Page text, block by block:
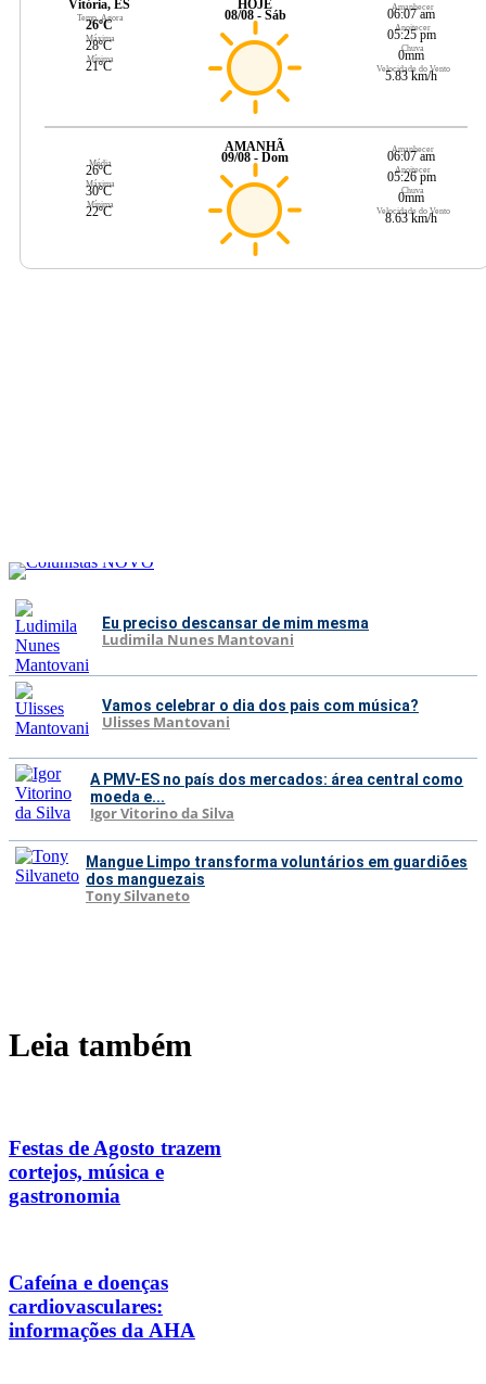
Vitória, ES
Temp. Agora
26ºC
Máxima
28ºC
Mínima
21ºC
HOJE
08/08 - Sáb
Amanhecer
06:07 am
Anoitecer
05:25 pm
Chuva
0mm
Velocidade do Vento
5.83 km/h
Média
26ºC
Máxima
30ºC
Mínima
22ºC
AMANHÃ
09/08 - Dom
Amanhecer
06:07 am
Anoitecer
05:26 pm
Chuva
0mm
Velocidade do Vento
8.63 km/h
Eu preciso descansar de mim mesma
Ludimila Nunes Mantovani
Vamos celebrar o dia dos pais com música?
Ulisses Mantovani
A PMV-ES no país dos mercados: área central como
moeda e...
Igor Vitorino da Silva
Mangue Limpo transforma voluntários em guardiões
dos manguezais
Tony Silvaneto
Leia também
Festas de Agosto trazem
cortejos, música e
gastronomia
Cafeína e doenças
cardiovasculares:
informações da AHA